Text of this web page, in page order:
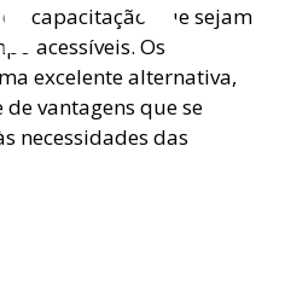
capacitação que sejam
acessíveis. Os
excelente alternativa,
vantagens que se
necessidades das